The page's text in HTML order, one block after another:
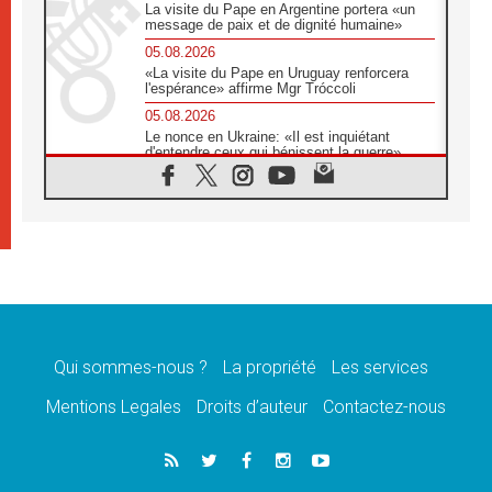
La visite du Pape en Argentine portera «un
message de paix et de dignité humaine»
05.08.2026
«La visite du Pape en Uruguay renforcera
l'espérance» affirme Mgr Tróccoli
05.08.2026
Le nonce en Ukraine: «Il est inquiétant
d'entendre ceux qui bénissent la guerre»
05.08.2026
Léon XIV au Pérou, une lueur d'espoir pour
décès du cardinal Júlio Langa
Le Pape attendu en novembre en Uruguay,
05.08.2026
Audience générale: la prière est un acte
Qui sommes-nous ? La propriété
Les services
Mentions Legales
Droits d’auteur Contactez-nous